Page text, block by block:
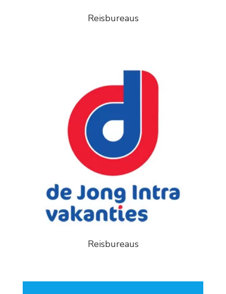
Reisbureaus
Reisbureaus